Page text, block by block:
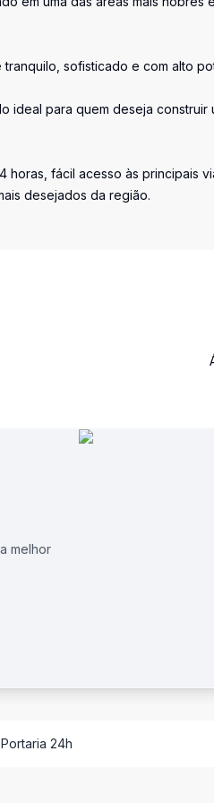
sofisticado e com alto
ideal para quem deseja construir
fácil acesso às principais
desejados da região.
melhor
Portaria 24h